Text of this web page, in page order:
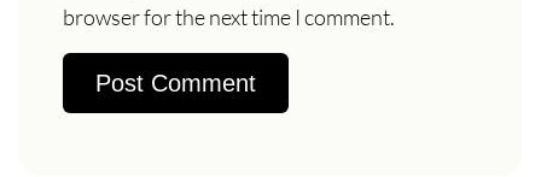
browser for the next time I comment.